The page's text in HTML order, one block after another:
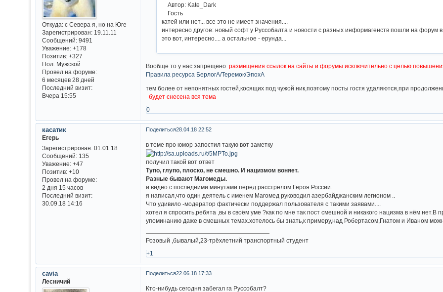
Откуда:с Севера я, но на Юге
Зарегистрирован: 19.11.11
Сообщений:9491
Уважение: +178
Позитив: +327
Пол:Мужской
Провел на форуме:
6 месяцев 28 дней
Последний визит:
Вчера 15:55
Автор: Kate_Dark
Гость
катей или нет... все это не имеет значения....
интересно другое: новый софт у Руссобалта и новости с разных информагенств пошли на форум
это вот, интересно.... а остальное - ерунда...
Вообще то у нас запрещеноразмещения ссылок на сайты и форумы исключительно с целью
Правила ресурса БерлогА/Теремок/ЭпохА
тем более от непонятных гостей,косящих под чужой ник,поэтому посты гостя удаляются,при
будет снесена вся тема
0
Поделиться28.04.18 22:52
касатик
Егерь
Зарегистрирован: 01.01.18
Сообщений:135
Уважение: +47
Позитив: +10
Провел на форуме:
2 дня 15 часов
Последний визит:
30.09.18 14:16
в теме про юмор запостил такую вот заметку
получил такой вот ответ
Тупо, глупо, плоско, не смешно. И нацизмом воняет.
Разные бывают Магомеды.
и видео с последними минутами перед расстрелом Героя России.
я написал,что один деятель с именем Магомед руководил азербайджанским легионом ..
Что удивило -модератор фактически поддержал пользователя с такими заявами....
хотел я спросить,ребята ,вы в своём уме ?как по мне так пост смешной и никакого нацизма в нём
упоминанию даже в смешных темах.хотелось бы знать,к примеру,над Робертасом,Гнатом и Иваном
Розовый ,бывалый,23-трёхлетний транспортный студент
+1
Поделиться22.06.18 17:33
cavia
Лесничий
Кто-нибудь сегодня забегал га Руссобалт?